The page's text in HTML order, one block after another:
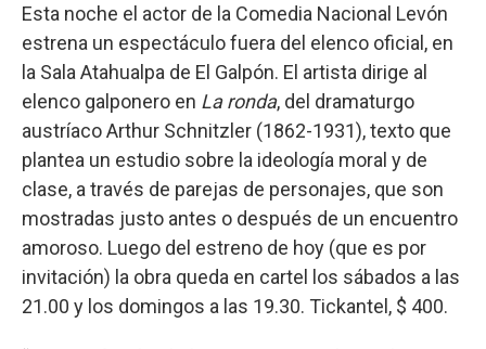
Esta noche el actor de la Comedia Nacional Levón
estrena un espectáculo fuera del elenco oficial, en
la Sala Atahualpa de El Galpón. El artista dirige al
elenco galponero en La ronda, del dramaturgo
austríaco Arthur Schnitzler (1862-1931), texto que
plantea un estudio sobre la ideología moral y de
clase, a través de parejas de personajes, que son
mostradas justo antes o después de un encuentro
amoroso. Luego del estreno de hoy (que es por
invitación) la obra queda en cartel los sábados a las
21.00 y los domingos a las 19.30. Tickantel, $ 400.